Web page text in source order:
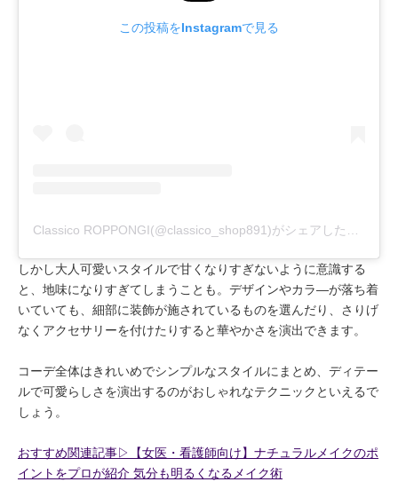
この投稿をInstagramで見る
しかし大人可愛いスタイルで甘くなりすぎないように意識する
と、地味になりすぎてしまうことも。デザインやカラ―が落ち着
いていても、細部に装飾が施されているものを選んだり、さりげ
なくアクセサリーを付けたりすると華やかさを演出できます。
コーデ全体はきれいめでシンプルなスタイルにまとめ、ディテー
ルで可愛らしさを演出するのがおしゃれなテクニックといえるで
しょう。
おすすめ関連記事▷【女医・看護師向け】ナチュラルメイクのポ
イントをプロが紹介 気分も明るくなるメイク術